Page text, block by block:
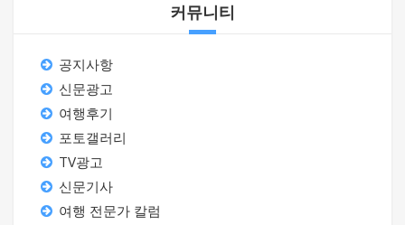
커뮤니티
공지사항
신문광고
여행후기
포토갤러리
TV광고
신문기사
여행 전문가 칼럼